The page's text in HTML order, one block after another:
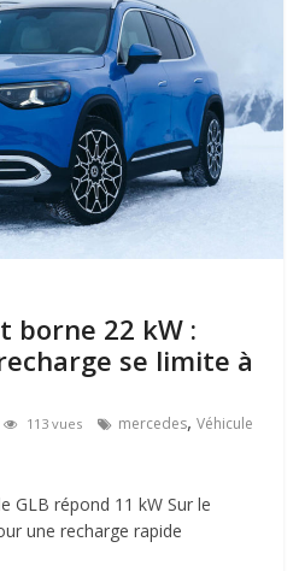
borne 22 kW :
se limite à
113 vues mercedes,Véhicule
GLB répond 11 kW Sur le
une recharge rapide